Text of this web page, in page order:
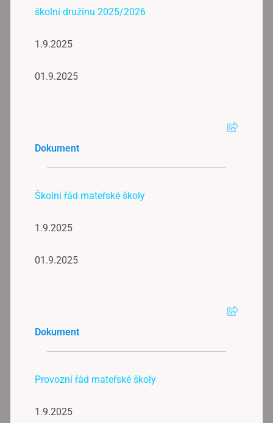
školní družinu 2025/2026
1.9.2025
01.9.2025
Dokument
Školní řád mateřské školy
1.9.2025
01.9.2025
Dokument
Provozní řád mateřské školy
1.9.2025